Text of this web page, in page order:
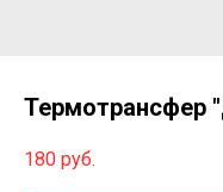
Термотрансфер
180 руб.